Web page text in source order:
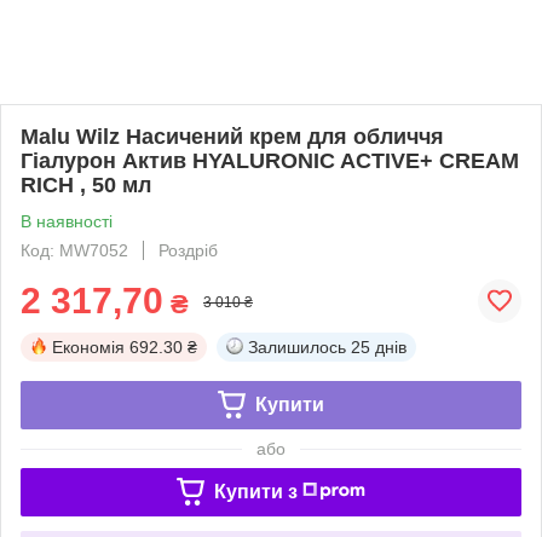
Malu Wilz Насичений крем для обличчя
Гіалурон Актив HYALURONIC ACTIVE+ CREAM
RICH , 50 мл
В наявності
Код: MW7052
Роздріб
2 317,70 ₴ 3 010 ₴
Економія 692.30 ₴ Залишилось 25 днів
Купити
або
Купити з